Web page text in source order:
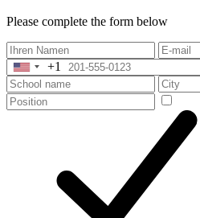
Please complete the form below
United
States
+1
+1